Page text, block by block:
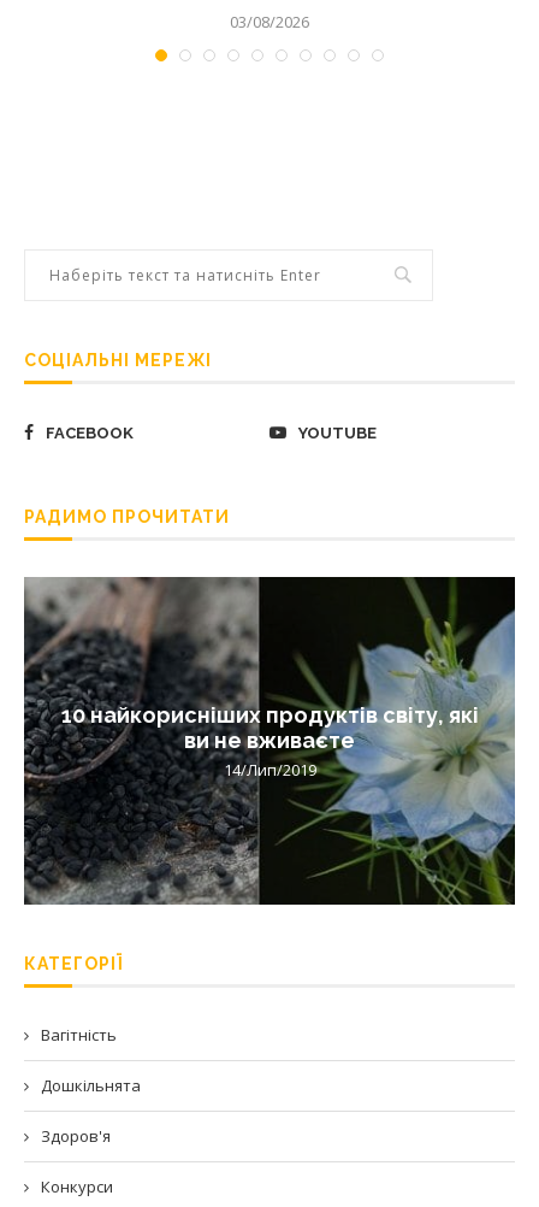
03/08/2026
СОЦІАЛЬНІ МЕРЕЖІ
FACEBOOK YOUTUBE
РАДИМО ПРОЧИТАТИ
10 найкорисніших продуктів світу, які
ви не вживаєте
14/Лип/2019
КАТЕГОРІЇ
Вагітність
Дошкільнята
Здоров'я
Конкурси